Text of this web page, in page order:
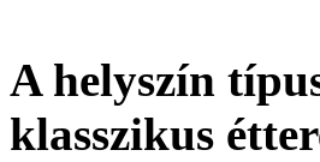
A helyszín
klasszikus